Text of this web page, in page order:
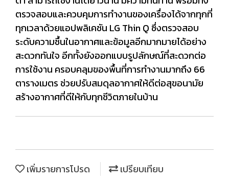
ตรวจสอบและควบคุมการทำงานของเครื่องได้จากทุกที่
ทุกเวลาด้วยแอปพลิเคชัน LG Thin Q ซึ่งตรวจสอบ
ระดับความชื้นในอากาศและข้อมูลอีกมากมายได้อย่าง
สะดวกทันใจ อีกทั้งยังออกแบบรูปลักษณ์ที่สะดวกต่อ
การใช้งาน ครอบคลุมของพื้นที่การทำงานมากถึง 66
ตารางเมตร ช่วยปรับสมดุลอากาศให้ดีต่อสุขอนามัย
สร้างอากาศที่ดีให้กับทุกชีวิตภายในบ้าน
เพิ่มรายการโปรด
เปรียบเทียบ